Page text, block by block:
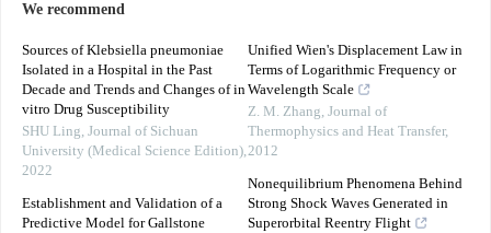
We recommend
Sources of Klebsiella pneumoniae
Isolated in a Hospital in the Past
Decade and Trends and Changes of in
vitro Drug Susceptibility
SHU Ling, Journal of Sichuan
University (Medical Science Edition),
2022
Establishment and Validation of a
Predictive Model for Gallstone
Unified Wien's Displacement Law in
Terms of Logarithmic Frequency or
Wavelength Scale
Z. M. Zhang, Journal of
Thermophysics and Heat Transfer,
2012
Nonequilibrium Phenomena Behind
Strong Shock Waves Generated in
Superorbital Reentry Flight